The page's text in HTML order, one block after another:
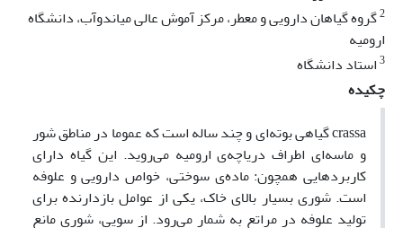
2گروه گیاهان دارویی و معطر، مرکز آموش عالی میاندوآب، دانشگاه
ارومیه
3استاد دانشگاه
چکیده
crassa گیاهی بوته‌ای و چند ساله است که عموما در مناطق شور
و ماسه‌ای اطراف دریاچه‌ی ارومیه می‌روید. این گیاه دارای
کاربردهایی همچون: ماده‌ی سوختی، خواص دارویی و علوفه
است. شوری بسیار بالای خاک، یکی از عوامل بازدارنده برای
تولید علوفه در مراتع به شمار می‌رود. از سویی، شوری مانع